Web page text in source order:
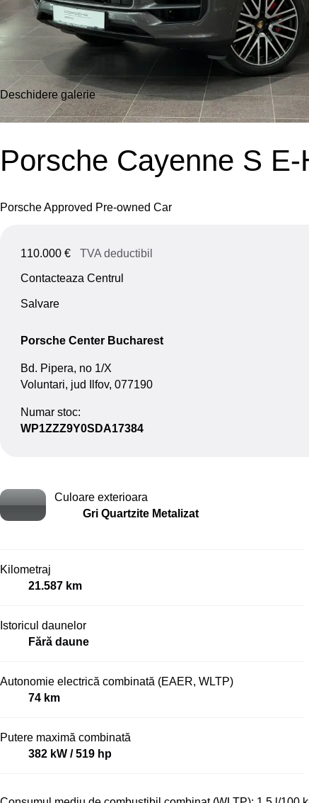
Deschidere galerie
Porsche Cayenne S E-
Porsche Approved Pre-owned Car
110.000 € TVA deductibil
Contacteaza Centrul
Salvare
Porsche Center Bucharest
Bd. Pipera, no 1/X
Voluntari, jud Ilfov, 077190
Numar stoc:
WP1ZZZ9Y0SDA17384
Culoare exterioara
Gri Quartzite Metalizat
Kilometraj
21.587 km
Istoricul daunelor
Fără daune
Autonomie electrică combinată (EAER, WLTP)
74 km
Putere maximă combinată
382 kW / 519 hp